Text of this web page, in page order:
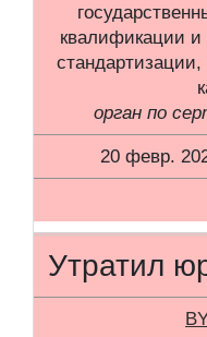
квалификации и
орган по
20 февр.
Утратил